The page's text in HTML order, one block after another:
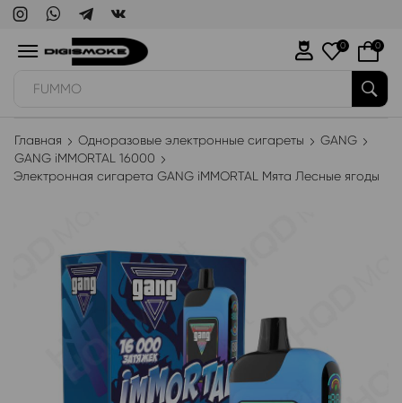
WAKA
0 0
Главная Одноразовые электронные сигареты
GANG
GANG iMMORTAL 16000
Электронная сигарета GANG iMMORTAL Мята Лесные ягоды